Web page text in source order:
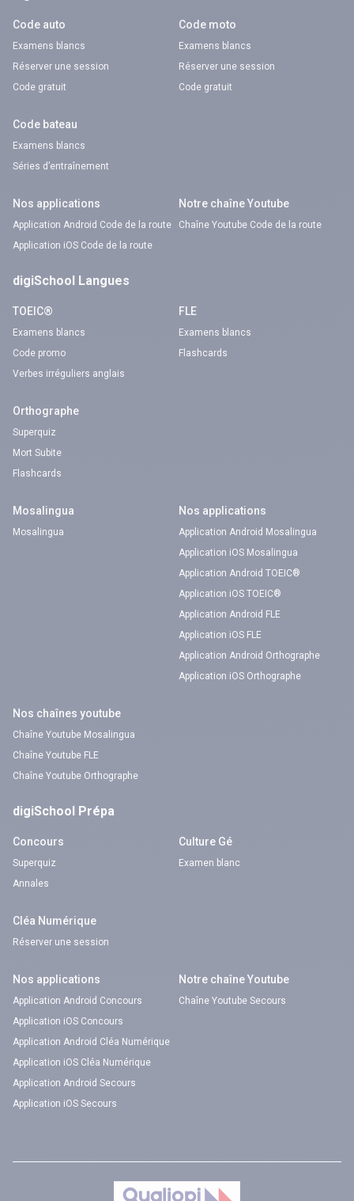
Code auto
Examens blancs
Réserver une session
Code gratuit
Code moto
Examens blancs
Réserver une session
Code gratuit
Code bateau
Examens blancs
Séries d’entraînement
Nos applications
Application Android Code de la route
Application iOS Code de la route
Notre chaîne Youtube
Chaîne Youtube Code de la route
digiSchool Langues
TOEIC®
Examens blancs
Code promo
Verbes irréguliers anglais
FLE
Examens blancs
Flashcards
Orthographe
Superquiz
Mort Subite
Flashcards
Mosalingua
Mosalingua
Nos applications
Application Android Mosalingua
Application iOS Mosalingua
Application Android TOEIC®
Application iOS TOEIC®
Application Android FLE
Application iOS FLE
Application Android Orthographe
Application iOS Orthographe
Nos chaînes youtube
Chaîne Youtube Mosalingua
Chaîne Youtube FLE
Chaîne Youtube Orthographe
digiSchool Prépa
Concours
Superquiz
Annales
Culture Gé
Examen blanc
Cléa Numérique
Réserver une session
Nos applications
Application Android Concours
Application iOS Concours
Application Android Cléa Numérique
Application iOS Cléa Numérique
Application Android Secours
Application iOS Secours
Notre chaîne Youtube
Chaîne Youtube Secours